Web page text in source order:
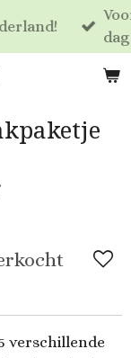
besteld
verschillende